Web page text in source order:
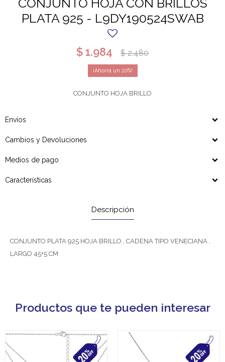
CONJUNTO HOJA CON BRILLOS
PLATA 925 - L9DY190524SWAB
$1.984 $ 2.480
20
CONJUNTO HOJA BRILLO
Envíos
Cambios y Devoluciones
Medios de pago
Características
Descripción
CONJUNTO PLATA 925 HOJA BRILLO , CADENA TIPO VENECIANA ,
LARGO 45+5 CM
Productos que te pueden interesar